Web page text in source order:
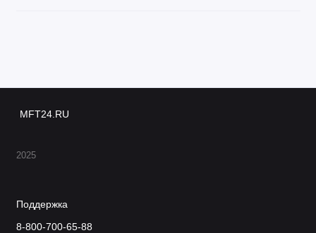
MFT24.RU
2025
Поддержка
8-800-700-65-88